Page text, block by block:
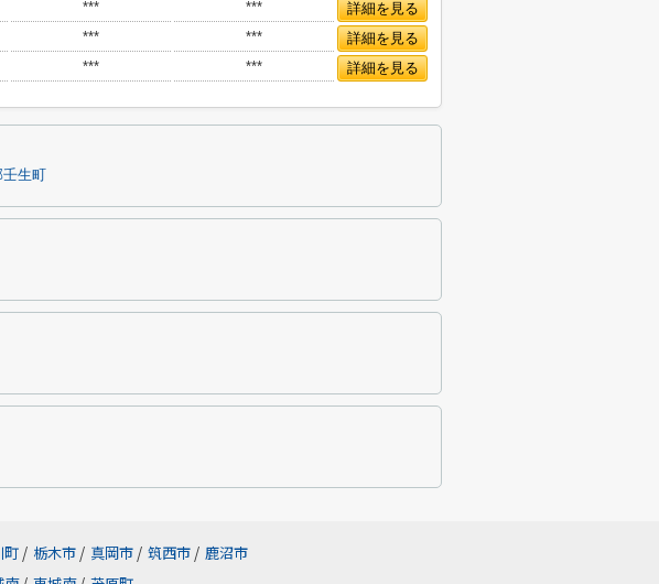
*** ***
詳細を見る
*** ***
詳細を見る
*** *** 詳細を見る
生町
町 / 栃木市 / 真岡市 / 筑西市 / 鹿沼市